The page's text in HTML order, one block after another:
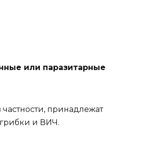
или паразитарные
частности, принадлежат
и ВИЧ.